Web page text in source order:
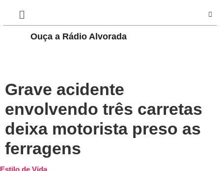
Ouça a Rádio Alvorada
Grave acidente
envolvendo três carretas
deixa motorista preso as
ferragens